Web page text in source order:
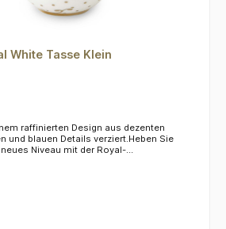
White Tasse Klein
raffinierten Design aus dezenten
und blauen Details verziert.Heben Sie
Niveau mit der Royal-